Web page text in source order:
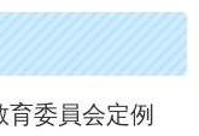
委員会定例